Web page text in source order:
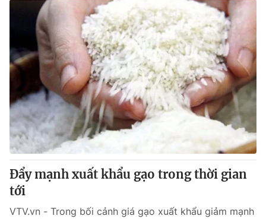
Đẩy mạnh xuất khẩu gạo trong thời gian
tới
VTV.vn - Trong bối cảnh giá gạo xuất khẩu giảm mạnh